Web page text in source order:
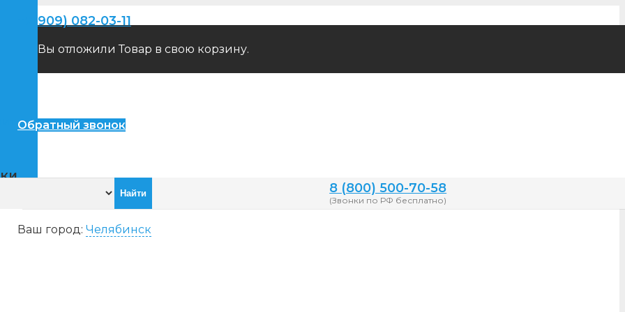
Вы отложили Товар в свою корзину.
+7(909) 082-03-11
Обратный звонок
Ваш город: Челябинск
8 (800) 500-70-58
(Звонки по РФ бесплатно)